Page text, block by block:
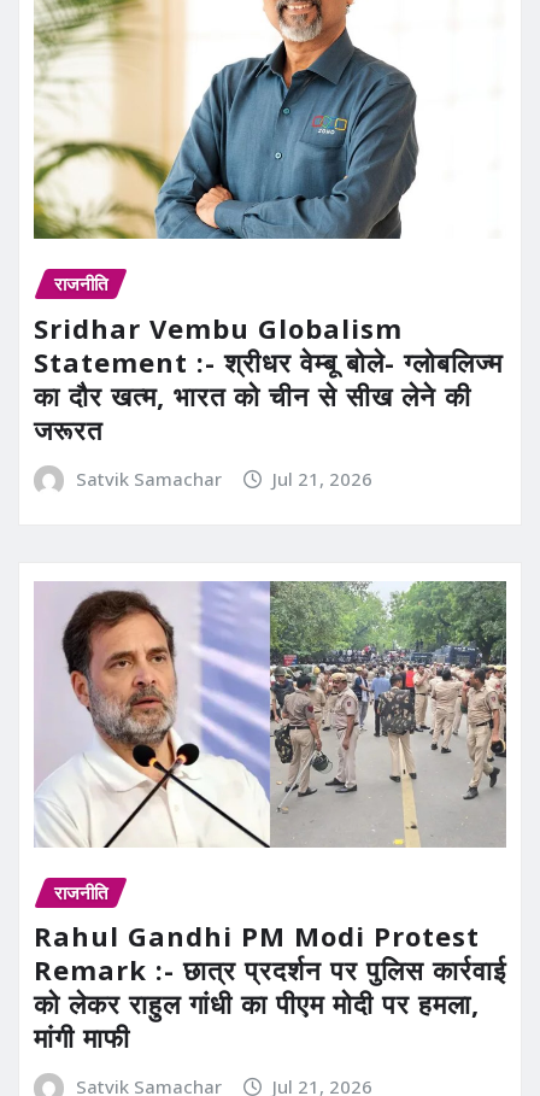
राजनीति
Sridhar Vembu Globalism
Statement :- श्रीधर वेम्बू बोले- ग्लोबलिज्म
का दौर खत्म, भारत को चीन से सीख लेने की
जरूरत
Satvik Samachar Jul 21, 2026
राजनीति
Rahul Gandhi PM Modi Protest
Remark :- छात्र प्रदर्शन पर पुलिस कार्रवाई
को लेकर राहुल गांधी का पीएम मोदी पर हमला,
मांगी माफी
Satvik Samachar Jul 21, 2026